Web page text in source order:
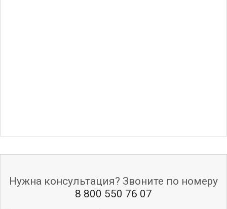
Нужна консультация? Звоните по номеру
8 800 550 76 07